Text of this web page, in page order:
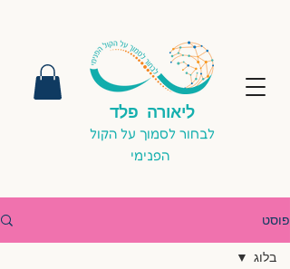
ליאורה פלד
לבחור לסמוך על הקול
פוסט
בלוג